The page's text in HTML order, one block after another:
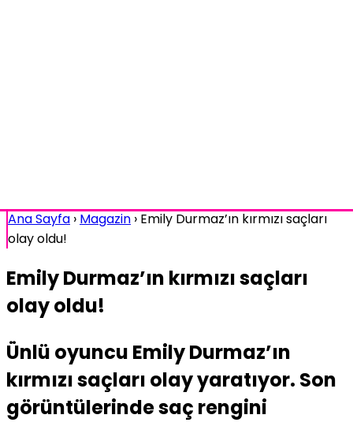
Ana Sayfa › Magazin › Emily Durmaz’ın kırmızı saçları
olay oldu!
Emily Durmaz’ın kırmızı saçları
olay oldu!
Ünlü oyuncu Emily Durmaz’ın
kırmızı saçları olay yaratıyor. Son
görüntülerinde saç rengini